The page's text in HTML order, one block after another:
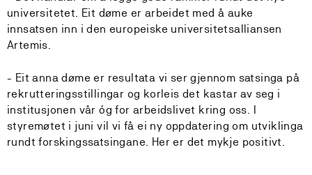
universitetet. Eit døme er arbeidet med å auke
innsatsen inn i den europeiske universitetsalliansen
Artemis.
- Eit anna døme er resultata vi ser gjennom satsinga på
rekrutteringsstillingar og korleis det kastar av seg i
institusjonen vår óg for arbeidslivet kring oss. I
styremøtet i juni vil vi få ei ny oppdatering om utviklinga
rundt forskingssatsingane. Her er det mykje positivt.